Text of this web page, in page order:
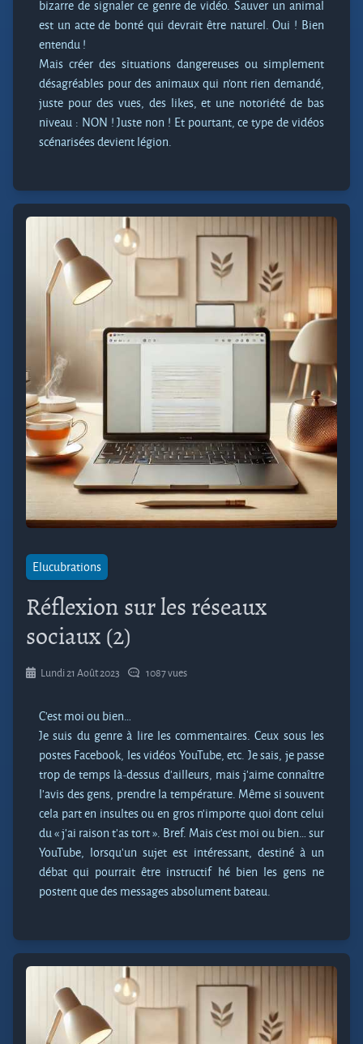
bizarre de signaler ce genre de vidéo. Sauver un animal
est un acte de bonté qui devrait être naturel. Oui ! Bien
entendu !
Mais créer des situations dangereuses ou simplement
désagréables pour des animaux qui n’ont rien demandé,
juste pour des vues, des likes, et une notoriété de bas
niveau : NON ! Juste non ! Et pourtant, ce type de vidéos
scénarisées devient légion.
Elucubrations
Réflexion sur les réseaux
sociaux (2)
Lundi 21 Août 2023 1087 vues
C’est moi ou bien…
Je suis du genre à lire les commentaires. Ceux sous les
postes Facebook, les vidéos YouTube, etc. Je sais, je passe
trop de temps là-dessus d’ailleurs, mais j’aime connaître
l’avis des gens, prendre la température. Même si souvent
cela part en insultes ou en gros n’importe quoi dont celui
du « j’ai raison t’as tort ». Bref. Mais c’est moi ou bien… sur
YouTube, lorsqu’un sujet est intéressant, destiné à un
débat qui pourrait être instructif hé bien les gens ne
postent que des messages absolument bateau.